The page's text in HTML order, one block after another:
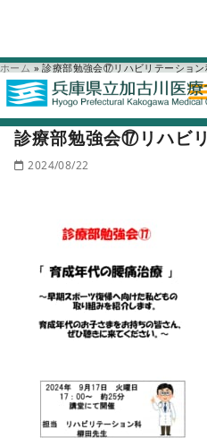
ホーム » 診療部勉強会⑰リハビリテーション
診療部勉強会⑰リハビ
2024/08/22